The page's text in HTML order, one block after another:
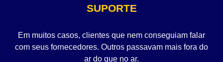
SUPORTE
Em muitos casos, clientes que nem conseguiam falar
com seus fornecedores. Outros passavam mais fora do
ar do que no ar.